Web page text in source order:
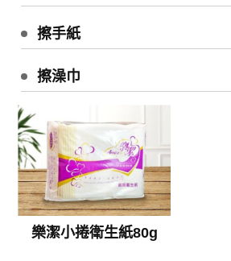
擦手紙
擦澡巾
樂潔小捲衛生紙80g